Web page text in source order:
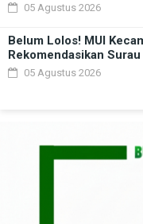
05 Agustus 2026
Belum Lolos! MUI
Rekomendasikan
05 Agustus 2026